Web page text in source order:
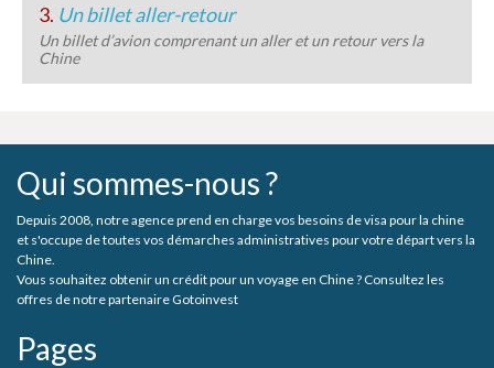
3. Un billet aller-retour
Un billet d’avion comprenant un aller et un retour vers la
Chine
Qui sommes-nous ?
Depuis 2008, notre agence prend en charge vos besoins de visa pour la chine
et s'occupe de toutes vos démarches administratives pour votre départ vers la
Chine.
Vous souhaitez obtenir un crédit pour un voyage en Chine ? Consultez les
offres de notre partenaire Gotoinvest
Pages